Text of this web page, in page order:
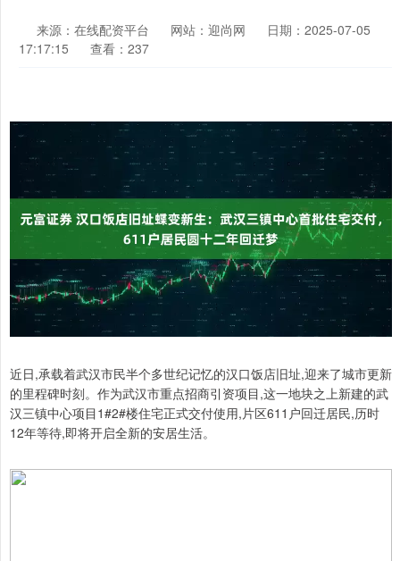
来源：在线配资平台 网站：迎尚网
日期：2025-07-05
17:17:15
查看：237
近日,承载着武汉市民半个多世纪记忆的汉口饭店旧址,迎来了城市更新
的里程碑时刻。作为武汉市重点招商引资项目,这一地块之上新建的武
汉三镇中心项目1#2#楼住宅正式交付使用,片区611户回迁居民,历时
12年等待,即将开启全新的安居生活。